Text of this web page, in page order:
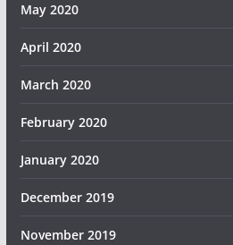
May 2020
April 2020
March 2020
February 2020
January 2020
December 2019
November 2019